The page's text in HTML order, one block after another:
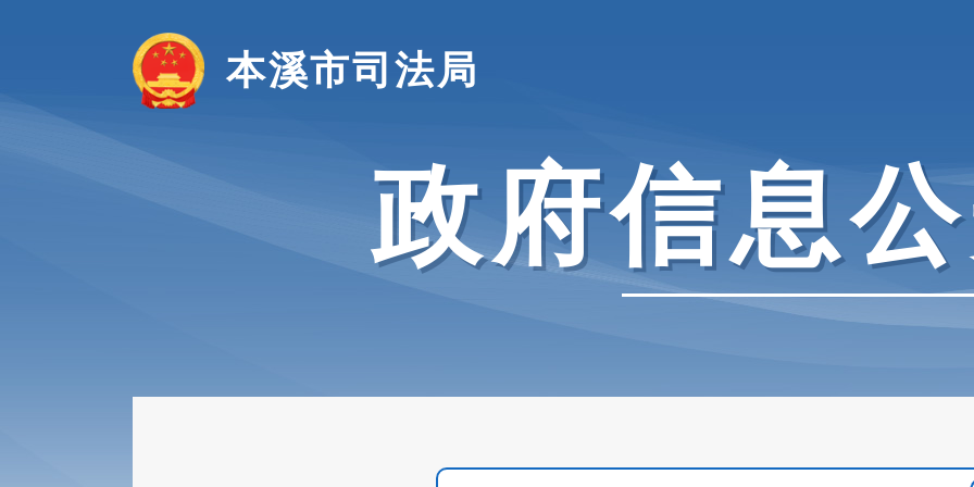
本溪市司法局
政府信息